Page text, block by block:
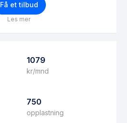
Få et tilbud
Les mer
1079
kr/mnd
750
opplastning